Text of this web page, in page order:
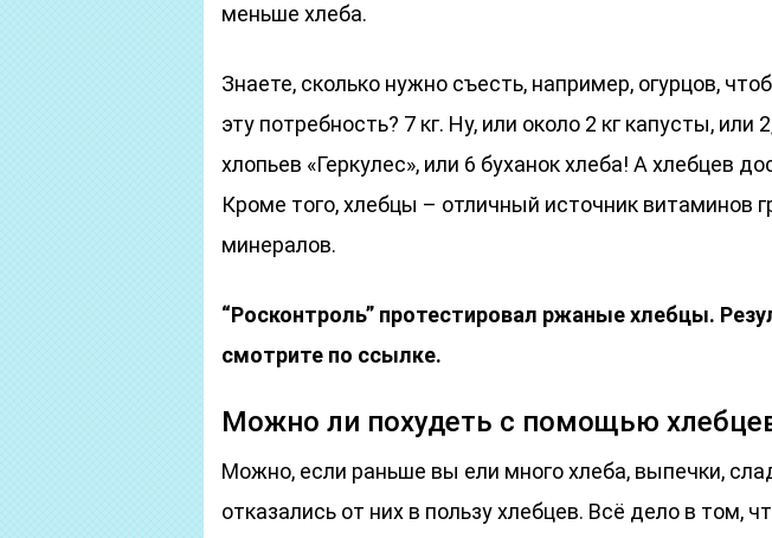
меньше хлеба.
Знаете, сколько нужно съесть, например, огурцов,
эту потребность? 7 кг. Ну, или около 2 кг капусты, или
хлопьев «Геркулес», или 6 буханок хлеба! А хлебцев
Кроме того, хлебцы – отличный источник витаминов
минералов.
“Росконтроль” протестировал ржаные хлебцы.
смотрите по ссылке.
Можно ли похудеть с помощью
Можно, если раньше вы ели много хлеба, выпечки,
отказались от них в пользу хлебцев. Всё дело в том,